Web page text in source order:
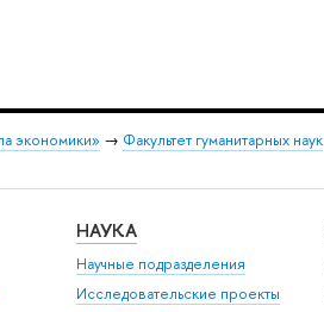
экономики» → Факультет гуманитарных наук
НАУКА
Научные подразделения
Исследовательские проекты